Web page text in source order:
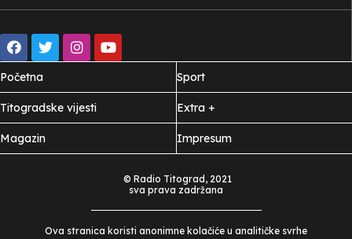
Početna
Titogradske vijesti
Magazin
Sport
Extra +
Impresum
© Radio Titograd, 2021
sva prava zadržana
Ova stranica koristi anonimne kolačiće u analitičke svrhe